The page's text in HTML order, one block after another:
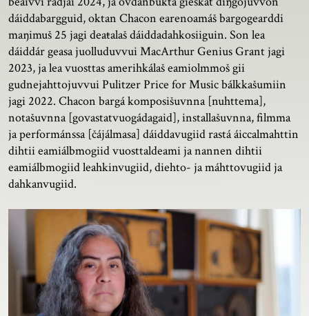
dáiddabargguid, oktan Chacon earenoamáš bargogearddi
maŋimuš 25 jagi deaŧalaš dáiddadahkosiiguin. Son lea
dáiddár geasa juolluduvvui MacArthur Genius Grant jagi
2023, ja lea vuosttas amerihkálaš eamiolmmoš gii
gudnejahttojuvvui Pulitzer Price for Music bálkkašumiin
jagi 2022. Chacon bargá komposišuvnna [nuhttema],
notašuvnna [govastatvuogádagaid], installašuvnna, filmma
ja performánssa [čájálmasa] dáiddavugiid rastá áiccalmahttin
dihtii eamiálbmogiid vuosttaldeami ja nannen dihtii
eamiálbmogiid leahkinvugiid, diehto- ja máhttovugiid ja
dahkanvugiid.